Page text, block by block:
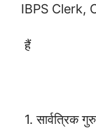
IBPS Clerk,
हैं
1. सार्वत्रिक